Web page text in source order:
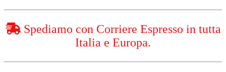
Spediamo con Corriere Espresso in tutta
Italia e Europa.